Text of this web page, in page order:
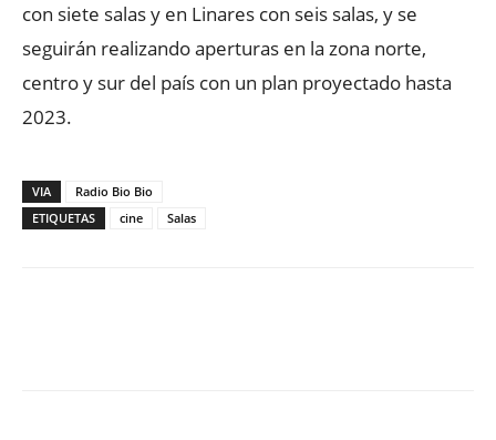
con siete salas y en Linares con seis salas, y se
seguirán realizando aperturas en la zona norte,
centro y sur del país con un plan proyectado hasta
2023.
VIA
Radio Bio Bio
ETIQUETAS
cine Salas